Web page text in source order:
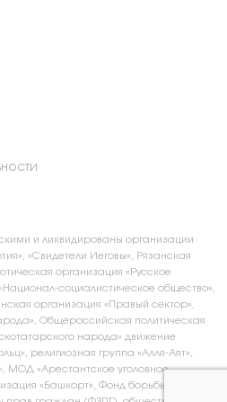
и ликвидированы организации
«Свидетели Иеговы», Рязанская
организация «Русское
социалистическое общество»,
организация «Правый сектор»,
Общероссийская политическая
народа» движение
религиозная группа «Алля-Аят»,
МОД «Арестантское уголовное
«Башкорт», Фонд борьбы с